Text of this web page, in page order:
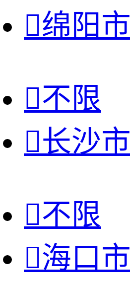
绵阳市
不限
长沙市
不限
海口市